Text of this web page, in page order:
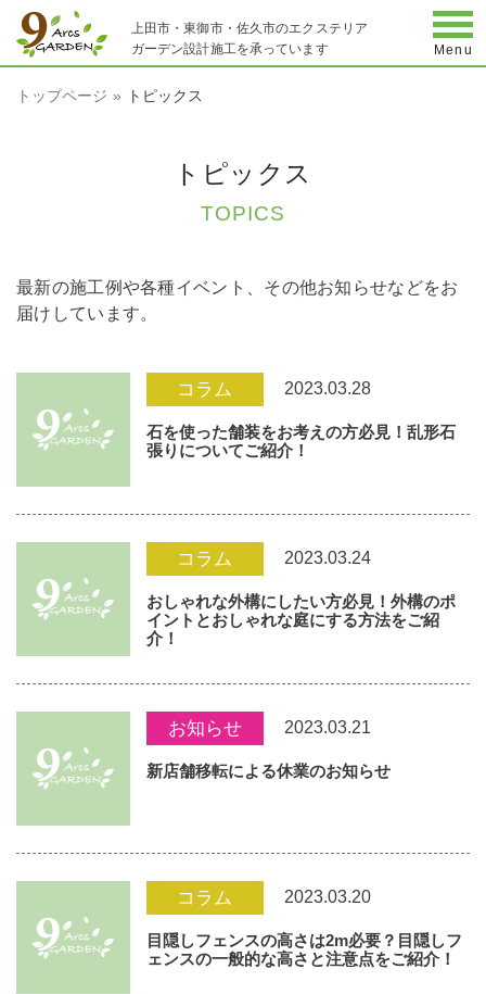
上田市・東御市・佐久市のエクステリア
ガーデン設計施工を承っています
Menu
トップページ トピックス
トピックス
TOPICS
最新の施工例や各種イベント、その他お知らせなどをお
届けしています。
コラム 2023.03.28
石を使った舗装をお考えの方必見！乱形石
張りについてご紹介！
コラム 2023.03.24
おしゃれな外構にしたい方必見！外構のポ
イントとおしゃれな庭にする方法をご紹
介！
お知らせ 2023.03.21
新店舗移転による休業のお知らせ
コラム 2023.03.20
目隠しフェンスの高さは2m必要？目隠しフ
ェンスの一般的な高さと注意点をご紹介！